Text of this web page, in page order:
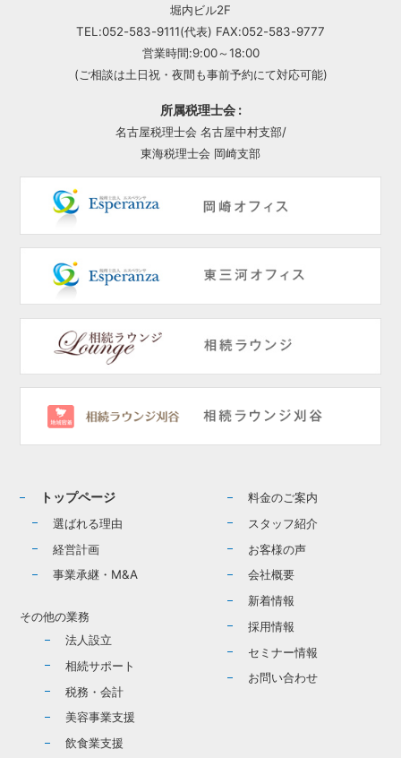
堀内ビル2F
TEL:052-583-9111(代表) FAX:052-583-9777
営業時間:9:00～18:00
(ご相談は土日祝・夜間も事前予約にて対応可能)
所属税理士会 :
名古屋税理士会 名古屋中村支部/
東海税理士会 岡崎支部
トップページ
選ばれる理由
経営計画
事業承継・M&A
その他の業務
法人設立
相続サポート
税務・会計
美容事業支援
飲食業支援
料金のご案内
スタッフ紹介
お客様の声
会社概要
新着情報
採用情報
セミナー情報
お問い合わせ